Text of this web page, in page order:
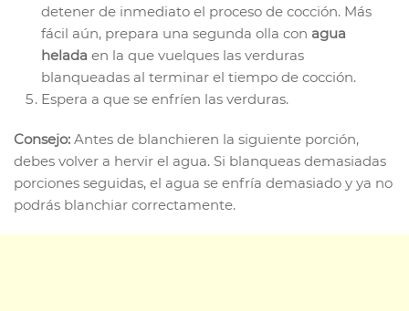
detener de inmediato el proceso de cocción. Más
fácil aún, prepara una segunda olla con agua
helada en la que vuelques las verduras
blanqueadas al terminar el tiempo de cocción.
Espera a que se enfríen las verduras.
Consejo: Antes de blanchieren la siguiente porción,
debes volver a hervir el agua. Si blanqueas demasiadas
porciones seguidas, el agua se enfría demasiado y ya no
podrás blanchiar correctamente.